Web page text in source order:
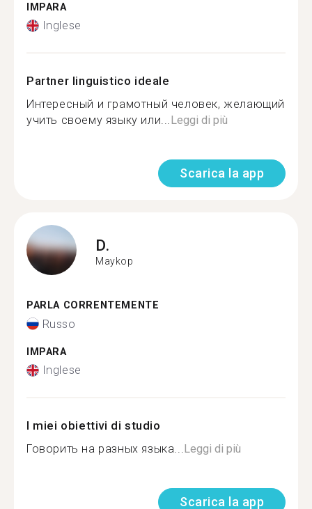
IMPARA
Inglese
Partner linguistico ideale
Интересный и грамотный человек, желающий
учить своему языку или...Leggi di più
Scarica la app
D.
Maykop
PARLA CORRENTEMENTE
Russo
IMPARA
Inglese
I miei obiettivi di studio
Говорить на разных языка...Leggi di più
Scarica la app